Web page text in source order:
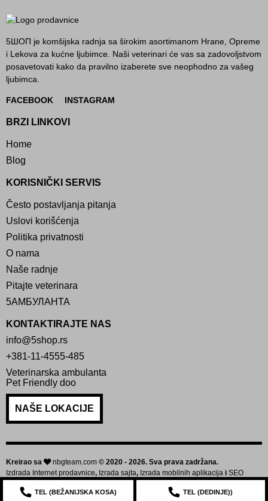
5ШОП je komšijska radnja sa širokim asortimanom Hrane, Opreme
i Lekova za kućne ljubimce. Naši veterinari će vas sa zadovoljstvom
posavetovati kako da pravilno izaberete sve neophodno za vašeg
ljubimca.
FACEBOOK INSTAGRAM
BRZI LINKOVI
Home
Blog
KORISNIČKI SERVIS
Često postavljanja pitanja
Uslovi korišćenja
Politika privatnosti
O nama
Naše radnje
Pitajte veterinara
5АМБУЛАНТА
KONTAKTIRAJTE NAS
info@5shop.rs
+381-11-4555-485
Veterinarska ambulanta
Pet Friendly doo
NAŠE LOKACIJE
Kreirao sa nbgteam.com © 2020 - 2026. Sva prava zadržana.
Izdrada Internet prodavnice, Izrada sajta, Izrada mobilnih aplikacija i SEO
TEL (BEŽANIJSKA KOSA) TEL (DEDINJE))